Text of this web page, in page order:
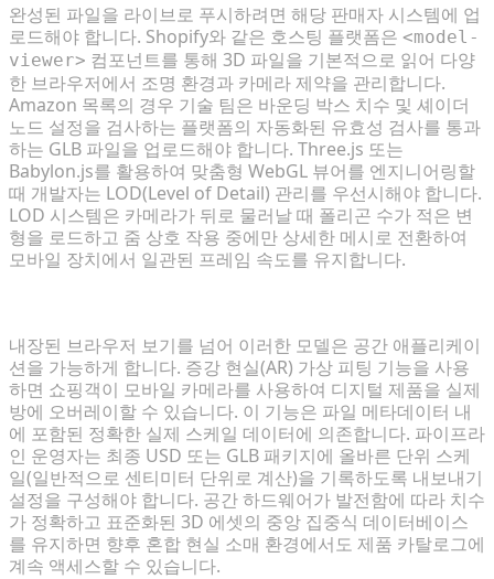
완성된 파일을 라이브로 푸시하려면 해당 판매자 시스템에 업
로드해야 합니다. Shopify와 같은 호스팅 플랫폼은 <model-
viewer> 컴포넌트를 통해 3D 파일을 기본적으로 읽어 다양
한 브라우저에서 조명 환경과 카메라 제약을 관리합니다.
Amazon 목록의 경우 기술 팀은 바운딩 박스 치수 및 셰이더
노드 설정을 검사하는 플랫폼의 자동화된 유효성 검사를 통과
하는 GLB 파일을 업로드해야 합니다. Three.js 또는
Babylon.js를 활용하여 맞춤형 WebGL 뷰어를 엔지니어링할
때 개발자는 LOD(Level of Detail) 관리를 우선시해야 합니다.
LOD 시스템은 카메라가 뒤로 물러날 때 폴리곤 수가 적은 변
형을 로드하고 줌 상호 작용 중에만 상세한 메시로 전환하여
모바일 장치에서 일관된 프레임 속도를 유지합니다.
내장된 브라우저 보기를 넘어 이러한 모델은 공간 애플리케이
션을 가능하게 합니다. 증강 현실(AR) 가상 피팅 기능을 사용
하면 쇼핑객이 모바일 카메라를 사용하여 디지털 제품을 실제
방에 오버레이할 수 있습니다. 이 기능은 파일 메타데이터 내
에 포함된 정확한 실제 스케일 데이터에 의존합니다. 파이프라
인 운영자는 최종 USD 또는 GLB 패키지에 올바른 단위 스케
일(일반적으로 센티미터 단위로 계산)을 기록하도록 내보내기
설정을 구성해야 합니다. 공간 하드웨어가 발전함에 따라 치수
가 정확하고 표준화된 3D 에셋의 중앙 집중식 데이터베이스
를 유지하면 향후 혼합 현실 소매 환경에서도 제품 카탈로그에
계속 액세스할 수 있습니다.